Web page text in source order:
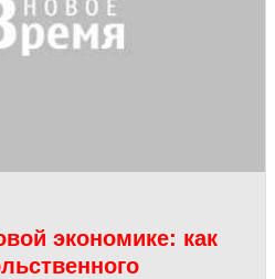
экономике: как